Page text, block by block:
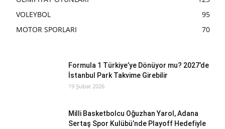
VOLEYBOL
95
MOTOR SPORLARI
70
Formula 1 Türkiye’ye Dönüyor mu? 2027’de
İstanbul Park Takvime Girebilir
19 Şubat 2026
Milli Basketbolcu Oğuzhan Yarol, Adana
Sertaş Spor Kulübü’nde Playoff Hedefiyle